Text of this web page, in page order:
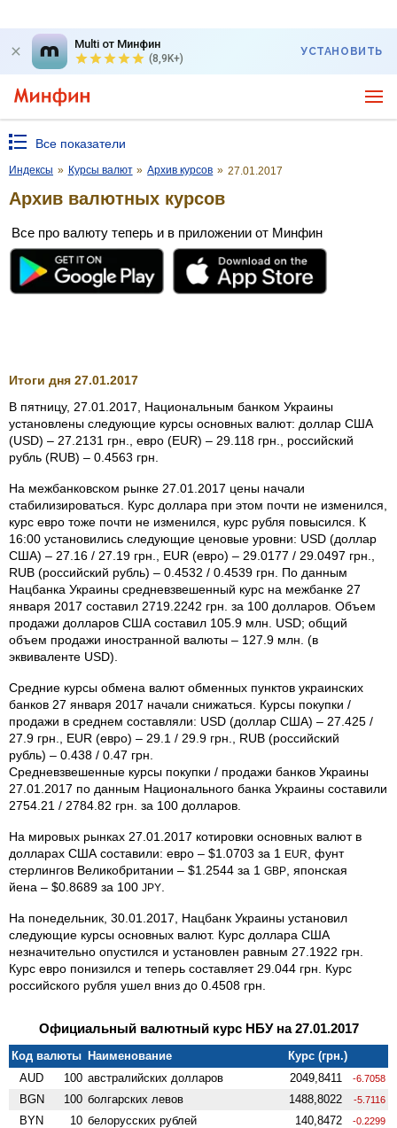
Multi от Минфин
(8,9K+)
УСТАНОВИТЬ
Все показатели
Индексы » Курсы валют » Архив курсов » 27.01.2017
Архив валютных курсов
Все про валюту теперь и в приложении от Минфин
Итоги дня 27.01.2017
В пятницу, 27.01.2017, Национальным банком Украины
установлены следующие курсы основных валют: доллар США
(USD) – 27.2131 грн., евро (EUR) – 29.118 грн., российский
рубль (RUB) – 0.4563 грн.
На межбанковском рынке 27.01.2017 цены начали
стабилизироваться. Курс доллара при этом почти не изменился,
курс евро тоже почти не изменился, курс рубля повысился. К
16:00 установились следующие ценовые уровни: USD (доллар
США) – 27.16 / 27.19 грн., EUR (евро) – 29.0177 / 29.0497 грн.,
RUB (российский рубль) – 0.4532 / 0.4539 грн. По данным
Нацбанка Украины средневзвешенный курс на межбанке 27
января 2017 составил 2719.2242 грн. за 100 долларов. Объем
продажи долларов США составил 105.9 млн. USD; общий
объем продажи иностранной валюты – 127.9 млн. (в
эквиваленте USD).
Средние курсы обмена валют обменных пунктов украинских
банков 27 января 2017 начали снижаться. Курсы покупки /
продажи в среднем составляли: USD (доллар США) – 27.425 /
27.9 грн., EUR (евро) – 29.1 / 29.9 грн., RUB (российский
рубль) – 0.438 / 0.47 грн.
Средневзвешенные курсы покупки / продажи банков Украины
27.01.2017 по данным Национального банка Украины составили
2754.21 / 2784.82 грн. за 100 долларов.
На мировых рынках 27.01.2017 котировки основных валют в
долларах США составили: евро – $1.0703 за 1 EUR
, фунт
стерлингов Великобритании – $1.2544 за 1 GBP , японская
йена – $0.8689 за 100 JPY
На понедельник, 30.01.2017, Нацбанк Украины установил
следующие курсы основных валют. Курс доллара США
незначительно опустился и установлен равным 27.1922 грн.
Курс евро понизился и теперь составляет 29.044 грн. Курс
российского рубля ушел вниз до 0.4508 грн.
Официальный валютный курс НБУ на 27.01.2017
Код валюты Наименование
Курс (грн.)
AUD
100 австралийских долларов 2049,8411 -6.7058
BGN 100 болгарских левов 1488,8022 -5.7116
BYN 10 белорусских рублей 140,8472 -0.2299